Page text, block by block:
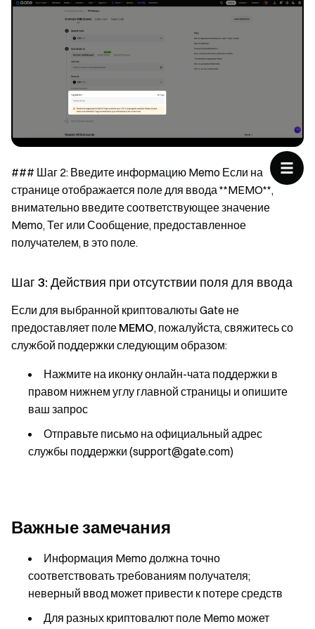
### Шаг 2: Введите информацию Memo Если на
странице отображается поле для ввода **MEMO**,
внимательно введите соответствующее значение
Memo, Тег или Сообщение, предоставленное
получателем, в это поле.
Шаг 3: Действия при отсутствии поля для ввода
Если для выбранной криптовалюты Gate не
предоставляет поле MEMO, пожалуйста, свяжитесь со
службой поддержки следующим образом:
Нажмите на иконку онлайн-чата поддержки в
правом нижнем углу главной страницы и опишите
ваш запрос
Отправьте письмо на официальный адрес
службы поддержки (support@gate.com)
Важные замечания
Информация Memo должна точно
соответствовать требованиям получателя;
неверный ввод может привести к потере средств
Для разных криптовалют поле Memo может